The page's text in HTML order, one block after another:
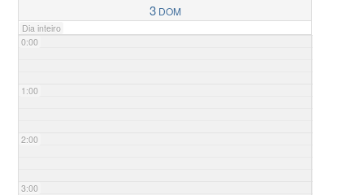
3 DOM
Dia inteiro
0:00
1:00
2:00
3:00